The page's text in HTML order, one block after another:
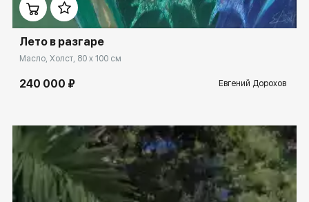
Лето в разгаре
Масло, Холст, 80 x 100 см
240 000 ₽ Евгений Дорохов